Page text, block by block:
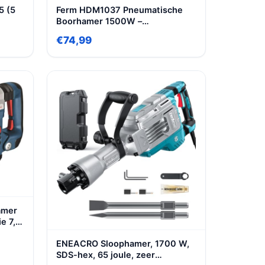
(5
Ferm HDM1037 Pneumatische
Boorhamer 1500W –
Plus boren 2x SDS Plus beitels
€74,99
7,5
ENEACRO Sloophamer, 1700 W,
SDS-hex, 65 joule, zeer